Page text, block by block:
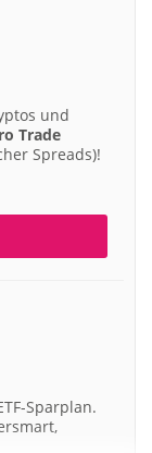
und
Trade
Spreads)!
Sparplan.